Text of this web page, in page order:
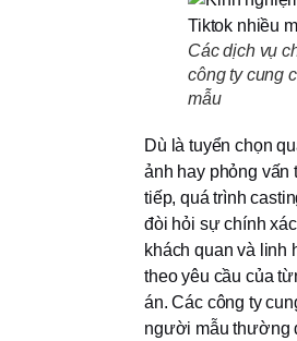
Các dịch vụ
công ty cung
mẫu
Dù là tuyển chọn
ảnh hay phỏng vấn
tiếp, quá trình
đòi hỏi sự chính
khách quan và linh
theo yêu cầu của
án. Các công ty
người mẫu thường